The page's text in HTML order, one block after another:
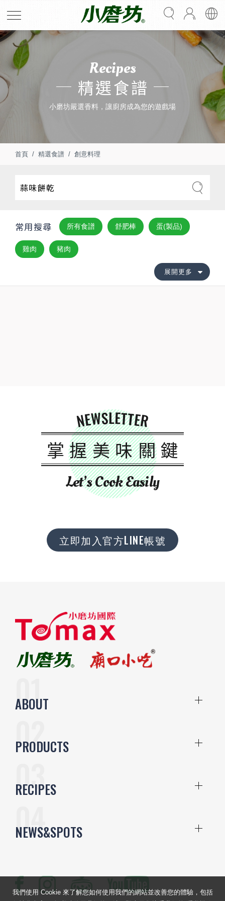
Recipes
精選食譜
小磨坊嚴選香料，讓廚房成為您的遊戲場
首頁 精選食譜 創意料理
常用搜尋 所有食譜 舒肥棒 蛋(製品)
雞肉 豬肉
展開更多
NEWSLETTER
掌握美味關鍵
Let’s Cook Easily
立即加入官方LINE帳號
ABOUT
PRODUCTS
RECIPES
NEWS&SPOTS
我們使用 Cookie 來了解您如何使用我們的網站並改善您的體驗，包括